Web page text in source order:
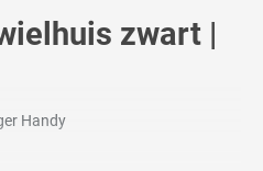
zwart |
Handy